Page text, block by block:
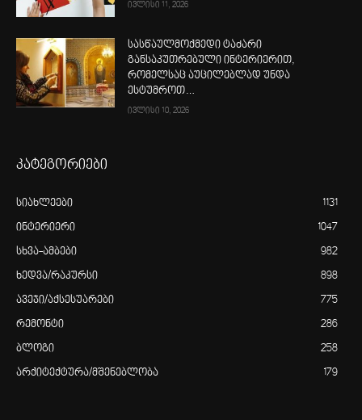
ივლისი 11, 2026
სასწაულმოქმედი ტაძარი
განსაკუთრებული ინტერიერით,
რომელსაც აუცილებლად უნდა
ესტუმროთ…
ივლისი 10, 2026
კატეგორიები
სიახლეები 1131
ინტერიერი 1047
სხვა-ამბები 982
ხედვა/რაკურსი 898
ავეჯი/აქსესუარები 775
რემონტი 286
ბლოგი 258
არქიტექტურა/მშენებლობა 179